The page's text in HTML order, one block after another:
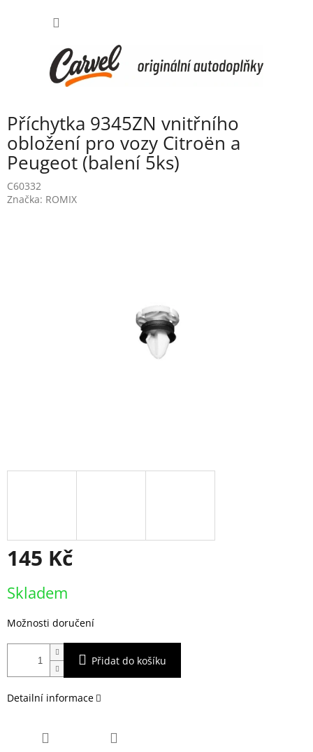
Příchytka 9345ZN vnitřního
obložení pro vozy Citroën a
Peugeot (balení 5ks)
C60332
Značka: ROMIX
145 Kč
cena:
Skladem
Možnosti doručení
Přidat do košíku
Detailní informace